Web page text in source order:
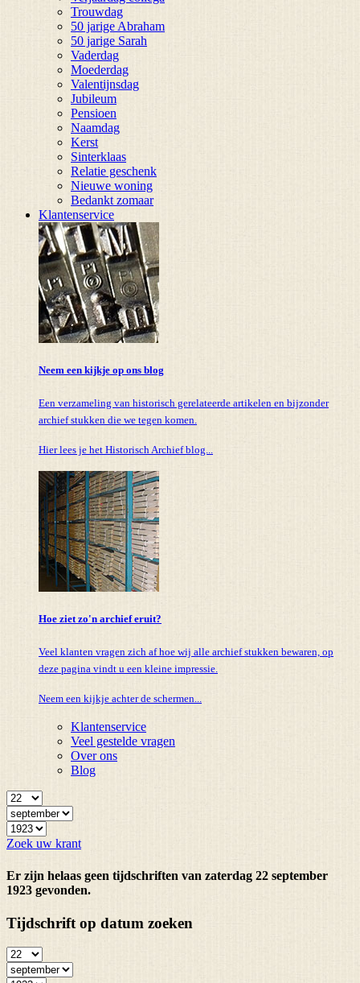
Trouwdag
50 jarige Abraham
50 jarige Sarah
Vaderdag
Moederdag
Valentijnsdag
Jubileum
Pensioen
Naamdag
Kerst
Sinterklaas
Relatie geschenk
Nieuwe woning
Bedankt zomaar
Klantenservice
Neem een kijkje op ons blog
Een verzameling van historisch gerelateerde artikelen en bijzonder
archief stukken die we tegen komen.
Hier lees je het Historisch Archief blog...
Hoe ziet zo'n archief eruit?
Veel klanten vragen zich af hoe wij alle archief stukken bewaren, op
deze pagina vindt u een kleine impressie.
Neem een kijkje achter de schermen...
Klantenservice
Veel gestelde vragen
Over ons
Blog
Zoek uw krant
Er zijn helaas geen tijdschriften van zaterdag 22 september
1923 gevonden.
Tijdschrift op datum zoeken